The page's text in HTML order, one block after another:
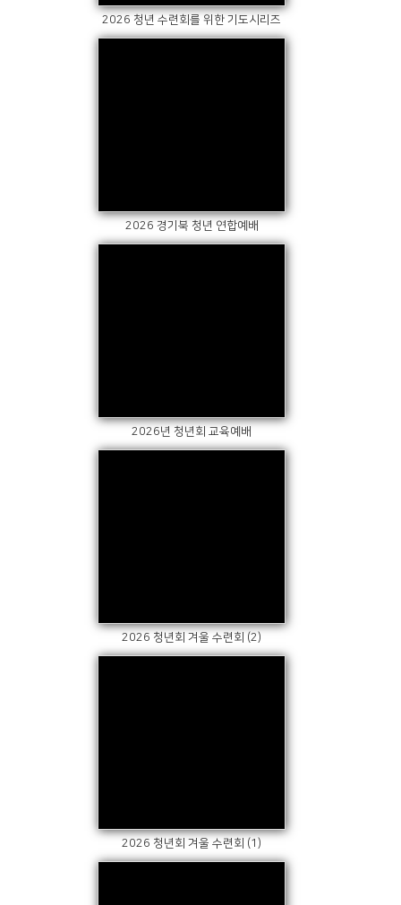
2026 청년 수련회를 위한 기도시리즈
2026 경기북 청년 연합예배
2026년 청년회 교육예배
2026 청년회 겨울 수련회 (2)
2026 청년회 겨울 수련회 (1)